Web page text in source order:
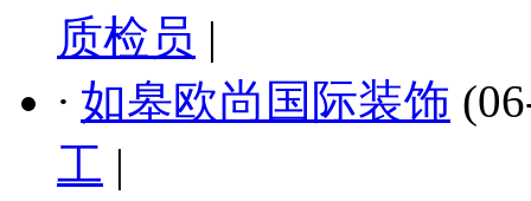
质检员 |
· 如皋欧尚国际装饰
工 |